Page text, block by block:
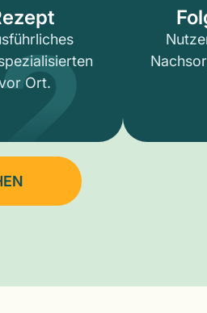
Ort.